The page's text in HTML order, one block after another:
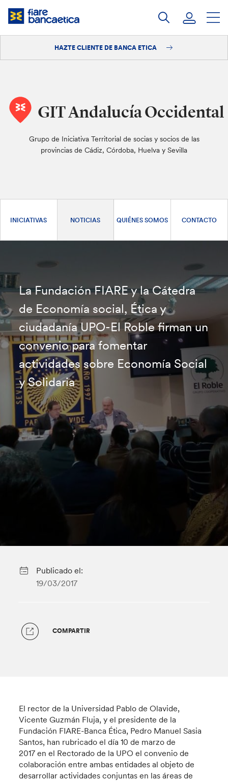
Saltar
HAZTE CLIENTE DE BANCA ETICA
GIT Andalucía Occidental
Grupo de Iniciativa Territorial de socias y socios de las
provincias de Cádiz, Córdoba, Huelva y Sevilla
INICIATIVAS NOTICIAS QUIÉNES SOMOS CONTACTO
La Fundación FIARE y la Cátedra
de Economía social, Ética y
ciudadanía UPO-El Roble firman un
convenio para fomentar
actividades sobre Economía Social
y Solidaria
Publicado el:
19/03/2017
COMPARTIR
El rector de la Universidad Pablo de Olavide,
Vicente Guzmán Fluja, y el presidente de la
Fundación FIARE-Banca Ética, Pedro Manuel Sasia
Santos, han rubricado el día 10 de marzo de
2017 en el Rectorado de la UPO el convenio de
colaboración entre ambas entidades al objeto de
desarrollar actividades conjuntas en las áreas de